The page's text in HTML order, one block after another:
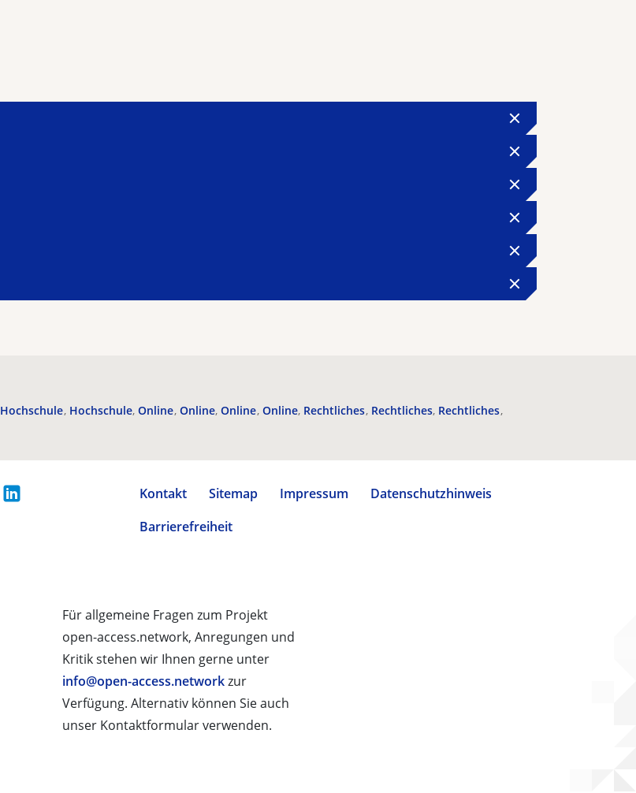
Hochschule Hochschule Online Online Online Online Rechtliches Rechtliches Rechtliches
Kontakt Sitemap Impressum
Datenschutzhinweis
Barrierefreiheit
Für allgemeine Fragen zum Projekt
open-access.network, Anregungen und
Kritik stehen wir Ihnen gerne unter
info@open-access.networkzur
Verfügung. Alternativ können Sie auch
unser Kontaktformular verwenden.